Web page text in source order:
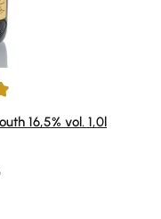
von 5 Sternen
16,5% vol. 1,0l